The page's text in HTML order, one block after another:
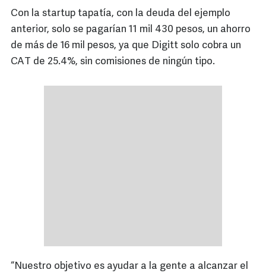
Con la startup tapatía, con la deuda del ejemplo
anterior, solo se pagarían 11 mil 430 pesos, un ahorro
de más de 16 mil pesos, ya que Digitt solo cobra un
CAT de 25.4%, sin comisiones de ningún tipo.
“Nuestro objetivo es ayudar a la gente a alcanzar el